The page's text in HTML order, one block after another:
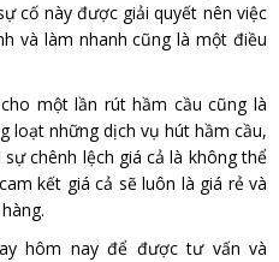
cố này được giải quyết nên việc
và làm nhanh cũng là một điều
một lần rút hầm cầu cũng là
loạt những dịch vụ hút hầm cầu,
chênh lệch giá cả là không thể
kết giá cả sẽ luôn là giá rẻ và
hôm nay để được tư vấn và